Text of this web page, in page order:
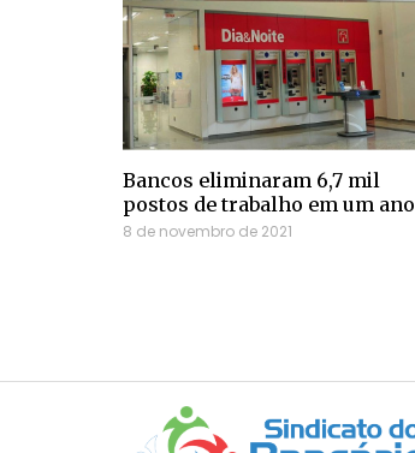
Bancos eliminaram 6,7 mil
postos de trabalho em um ano
8 de novembro de 2021